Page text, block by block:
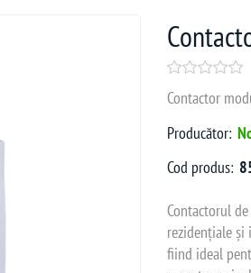
Contactor
Producător:
Cod produs:
Contactorul
rezidențiale și
fiind ideal